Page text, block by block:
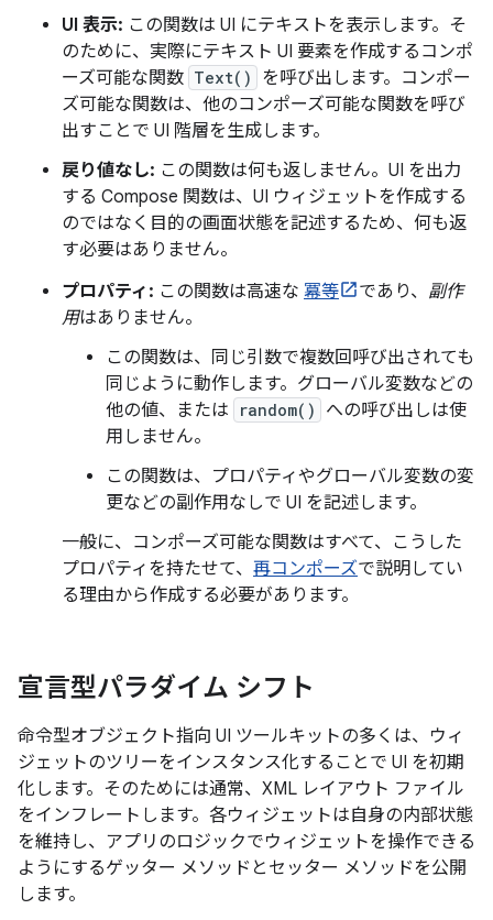
UI 表示: この関数は UI にテキストを表示します。そ
のために、実際にテキスト UI 要素を作成するコンポ
ーズ可能な関数 Text()
を呼び出します。コンポー
ズ可能な関数は、他のコンポーズ可能な関数を呼び
出すことで UI 階層を生成します。
戻り値なし: この関数は何も返しません。UI を出力
する Compose 関数は、UI ウィジェットを作成する
のではなく目的の画面状態を記述するため、何も返
す必要はありません。
プロパティ: この関数は高速な 冪等 であり、 副作
用はありません。
この関数は、同じ引数で複数回呼び出されても
同じように動作します。グローバル変数などの
他の値、または
random()
への呼び出しは使
用しません。
この関数は、プロパティやグローバル変数の変
更などの副作用なしで UI を記述します。
一般に、コンポーズ可能な関数はすべて、こうした
プロパティを持たせて、 再コンポーズで説明してい
る理由から作成する必要があります。
宣言型パラダイム シフト
命令型オブジェクト指向 UI ツールキットの多くは、ウィ
ジェットのツリーをインスタンス化することで UI を初期
化します。そのためには通常、XML レイアウト ファイル
をインフレートします。各ウィジェットは自身の内部状態
を維持し、アプリのロジックでウィジェットを操作できる
ようにするゲッター メソッドとセッター メソッドを公開
します。